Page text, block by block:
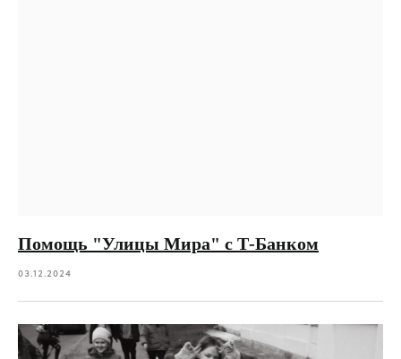
Помощь "Улицы Мира" с Т-Банком
03.12.2024